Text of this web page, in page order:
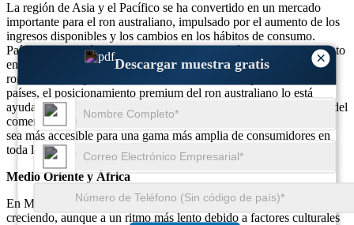
×
Descargar muestra gratis
La región de Asia y el Pacífico se ha convertido en un mercado
importante para el ron australiano, impulsado por el aumento de los
ingresos disponibles y los cambios en los hábitos de consumo.
Países como Japón, Corea del Sur y China están viendo un aumento
en la demanda de bebidas espirituosas internacionales, incluido el
ron. A medida que la cultura de los cócteles se expande en estos
países, el posicionamiento premium del ron australiano lo está
ayudando a afianzarse en bares y restaurantes. El creciente sector del
comercio electrónico también está haciendo que el ron australiano
sea más accesible para una gama más amplia de consumidores en
toda la región.
Medio Oriente y África
En Medio Oriente y África, la demanda de ron australiano está
creciendo, aunque a un ritmo más lento debido a factores culturales